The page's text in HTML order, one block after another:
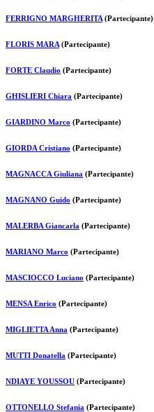
FERRIGNO MARGHERITA(Partecipante)
FLORIS MARA(Partecipante)
FORTE Claudio (Partecipante)
GHISLIERI Chiara (Partecipante)
GIARDINO Marco (Partecipante)
GIORDA Cristiano (Partecipante)
MAGNACCA Giuliana (Partecipante)
MAGNANO Guido (Partecipante)
MALERBA Giancarla (Partecipante)
MARIANO Marco (Partecipante)
MASCIOCCO Luciano (Partecipante)
MENSA Enrico (Partecipante)
MIGLIETTA Anna (Partecipante)
MUTTI Donatella (Partecipante)
NDIAYE YOUSSOU (Partecipante)
OTTONELLO Stefania (Partecipante)